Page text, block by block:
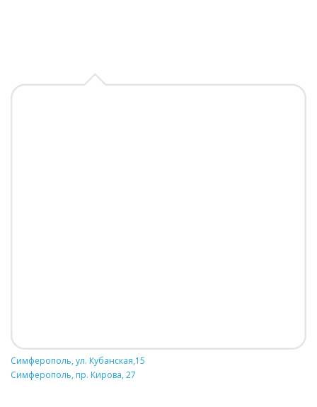
Симферополь, ул. Кубанская,15
Симферополь, пр. Кирова, 27